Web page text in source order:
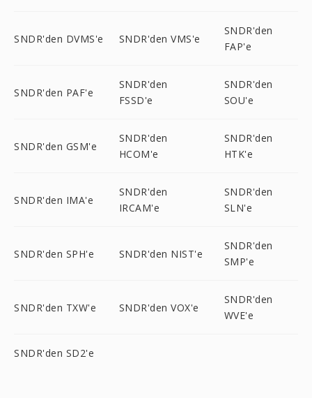
SNDR'den DVMS'e SNDR'den VMS'e
SNDR'den
FAP'e
SNDR'den PAF'e
SNDR'den
FSSD'e
SNDR'den
SOU'e
SNDR'den GSM'e
SNDR'den
HCOM'e
SNDR'den
HTK'e
SNDR'den IMA'e
SNDR'den
IRCAM'e
SNDR'den
SLN'e
SNDR'den SPH'e SNDR'den NIST'e
SNDR'den
SMP'e
SNDR'den TXW'e SNDR'den VOX'e
SNDR'den
WVE'e
SNDR'den SD2'e